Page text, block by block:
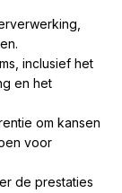
inclusief het
en het
om kansen
voor
de prestaties